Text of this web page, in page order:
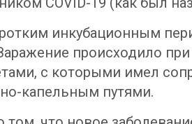
инкубационным
происходило
с которыми имел
капельным путями.